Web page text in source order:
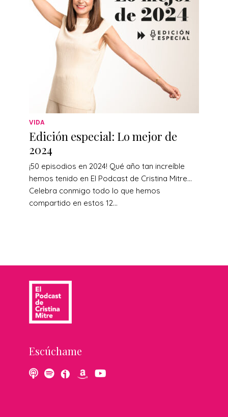
VIDA
Edición especial: Lo mejor de
2024
¡50 episodios en 2024! Qué año tan increíble
hemos tenido en El Podcast de Cristina Mitre…
Celebra conmigo todo lo que hemos
compartido en estos 12...
Escúchame